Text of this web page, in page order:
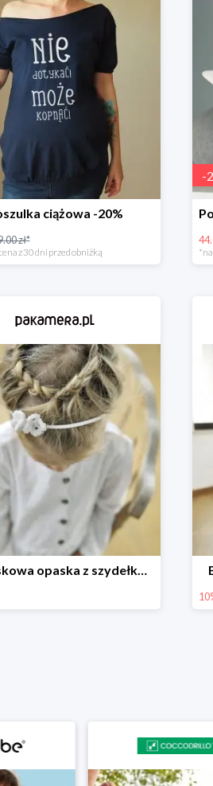
ciążowa -20%
zł*
z 30 dni przed obniżką
-
Bezuciskowa opaska z szydełkowym motylkiem